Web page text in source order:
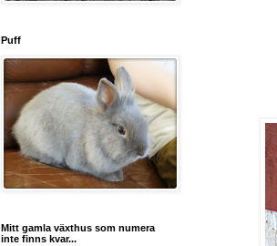
Puff
Mitt gamla växthus som numera
inte finns kvar...